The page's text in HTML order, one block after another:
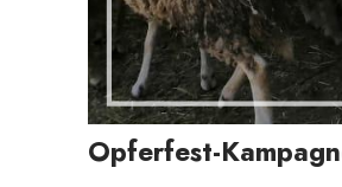
Opferfest-